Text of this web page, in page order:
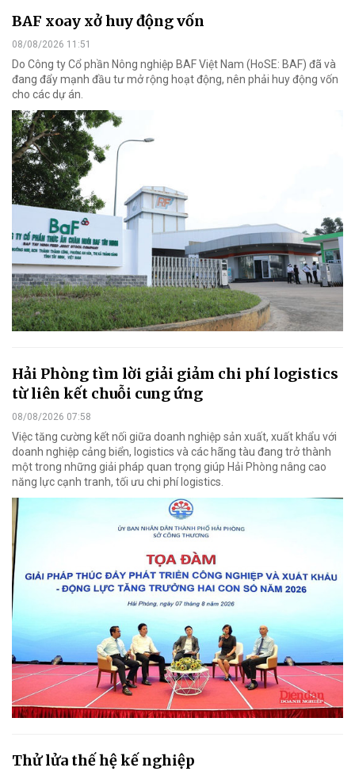
BAF xoay xở huy động vốn
08/08/2026 11:51
Do Công ty Cổ phần Nông nghiệp BAF Việt Nam (HoSE: BAF) đã và
đang đẩy mạnh đầu tư mở rộng hoạt động, nên phải huy động vốn
cho các dự án.
Hải Phòng tìm lời giải giảm chi phí logistics
từ liên kết chuỗi cung ứng
08/08/2026 07:58
Việc tăng cường kết nối giữa doanh nghiệp sản xuất, xuất khẩu với
doanh nghiệp cảng biển, logistics và các hãng tàu đang trở thành
một trong những giải pháp quan trọng giúp Hải Phòng nâng cao
năng lực cạnh tranh, tối ưu chi phí logistics.
Thử lửa thế hệ kế nghiệp